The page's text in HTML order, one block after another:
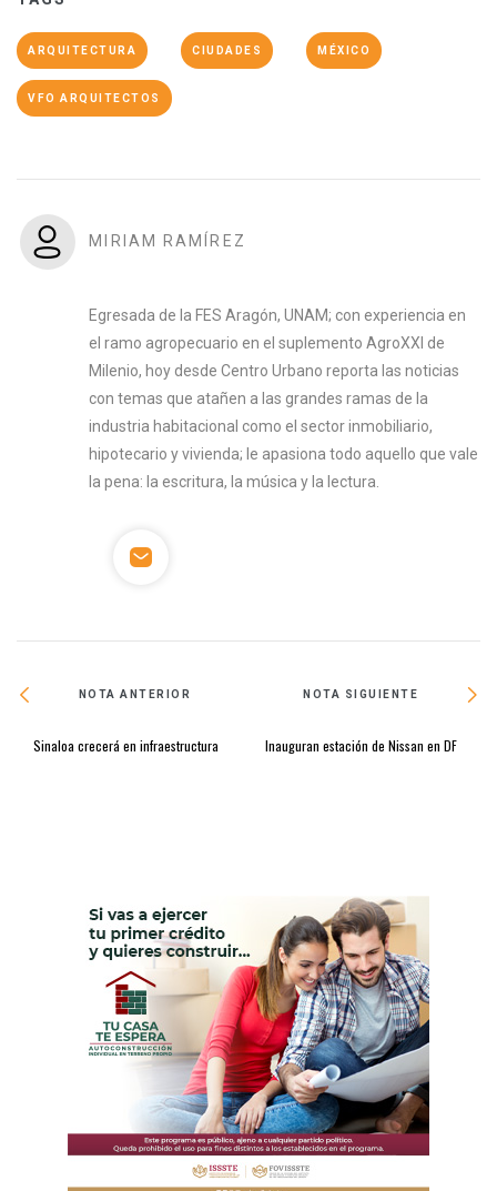
ARQUITECTURA CIUDADES MÉXICO
VFO ARQUITECTOS
MIRIAM RAMÍREZ
Egresada de la FES Aragón, UNAM; con experiencia en
el ramo agropecuario en el suplemento AgroXXI de
Milenio, hoy desde Centro Urbano reporta las noticias
con temas que atañen a las grandes ramas de la
industria habitacional como el sector inmobiliario,
hipotecario y vivienda; le apasiona todo aquello que vale
la pena: la escritura, la música y la lectura.
NOTA ANTERIOR
Sinaloa crecerá en infraestructura
NOTA SIGUIENTE
Inauguran estación de Nissan en DF